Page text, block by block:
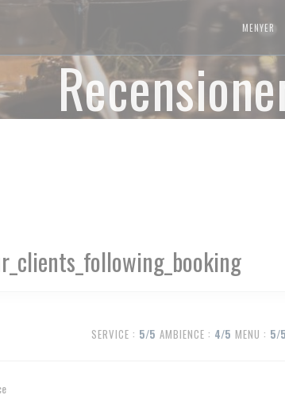
MENYER
SERVICE : 5/5 AMBIENCE : 4/5 MENU : 5/5